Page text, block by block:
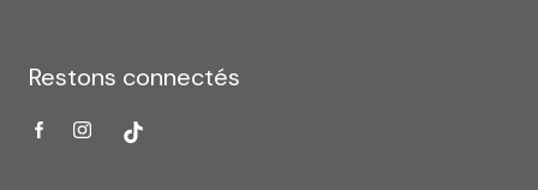
Restons connectés